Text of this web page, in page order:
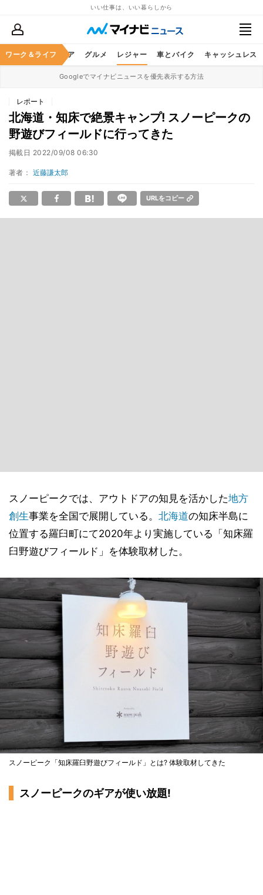
いい仕事は、いい暮らしから
ワーク＆ライフ
暮らし ヘルスケア グルメ レジャー 車とバイク キャッシュレス
Googleでマイナビニュースを優先表示する方法
レポート
北海道・知床で絶景キャンプ! スノーピークの
野遊びフィールドに行ってきた
掲載日 2022/09/08 06:30
著者： 近藤謙太郎
URLをコピー
スノーピークでは、アウトドアの知見を活かした地方
創生事業を全国で展開している。 北海道の知床半島に
位置する羅臼町にて2020年より実施している「知床羅
臼野遊びフィールド」を体験取材した。
スノーピーク「知床羅臼野遊びフィールド」とは? 体験取材してきた
スノーピークのギアが使い放題!